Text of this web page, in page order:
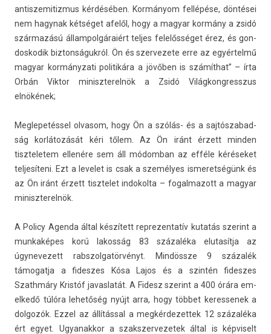
anti­szemitiz­mus kérdésében. Kormányom fellépése, döntései
nem hagynak kétséget afelől, hogy a magyar kormány a zsidó
származású állam­polgáraiért tel­jes felelősséget érez, és gon­
doskodik bi­zton­ságuk­ról. Ön és szer­vezete erre az egyértelmű
magyar kor­mányzati politikára a jövőben is számíthat” – írta
Orbán Vik­tor miniszterel­nök a Zsidó Világ­kongresszus
elnökének;
Meg­lepetés­sel ol­vasom, hogy Ön a szólás- és a saj­tószabad­
ság korlátozását kéri tőlem. Az Ön iránt érzett mind­en
tiszteletem ellenére sem áll módom­ban az efféle kéréseket
tel­jesíteni. Ezt a levelet is csak a személyes is­meret­ségünk és
az Ön iránt érzett tisztelet in­dokol­ta – fogal­mazott a magyar
miniszterel­nök.
A Poli­cy Agen­da által készített re­prezen­tatív kutatás szerint a
mun­kaképes korú lakos­ság 83 százaléka elutasít­ja az
úgynevezett rabszol­gatör­vényt. Mindössze 9 százalék
támogat­ja a fides­zes Kósa Lajos és a szintén fides­zes
Szathmá­ry Kristóf javas­latát. A Fidesz szerint a 400 órára em­
el­kedő túlóra lehetőség nyújt arra, hogy többet keres­senek a
dol­gozók. Ezzel az állítással a meg­kérdezet­tek 12 százaléka
ért egyet. Ugyanak­kor a szakszer­vezetek által is kép­viselt